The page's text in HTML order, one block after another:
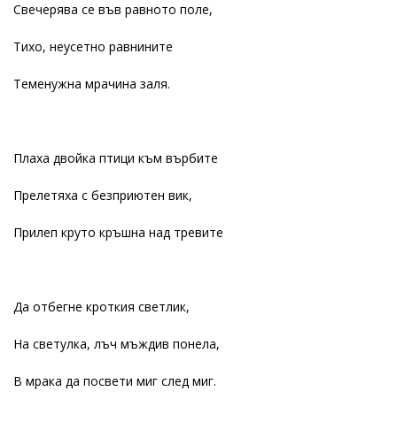
Свечерява се във равното поле,
Тихо, неусетно равнините
Теменужна мрачина заля.
Плаха двойка птици към върбите
Прелетяха с безприютен вик,
Прилеп круто кръшна над тревите
Да отбегне кроткия светлик,
На светулка, лъч мъждив понела,
В мрака да посвети миг след миг.